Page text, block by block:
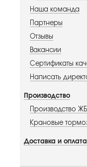
Наша команда
Партнеры
Отзывы
Вакансии
Сертификаты
Написать
Производство
Производство
Крановые
Доставка и оплата